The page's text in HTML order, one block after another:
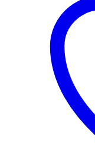
la
página
de
producto